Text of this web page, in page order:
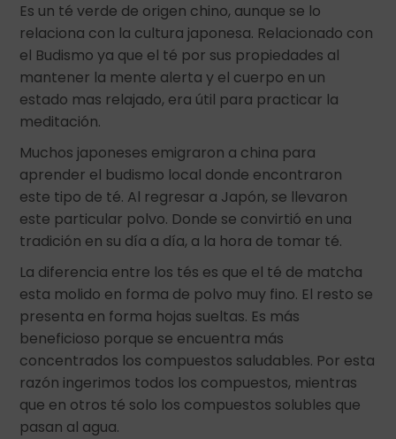
Es un té verde de origen chino, aunque se lo
relaciona con la cultura japonesa. Relacionado con
el Budismo ya que el té por sus propiedades al
mantener la mente alerta y el cuerpo en un
estado mas relajado, era útil para practicar la
meditación.
Muchos japoneses emigraron a china para
aprender el budismo local donde encontraron
este tipo de té. Al regresar a Japón, se llevaron
este particular polvo. Donde se convirtió en una
tradición en su día a día, a la hora de tomar té.
La diferencia entre los tés es que el té de matcha
esta molido en forma de polvo muy fino. El resto se
presenta en forma hojas sueltas. Es más
beneficioso porque se encuentra más
concentrados los compuestos saludables. Por esta
razón ingerimos todos los compuestos, mientras
que en otros té solo los compuestos solubles que
pasan al agua.